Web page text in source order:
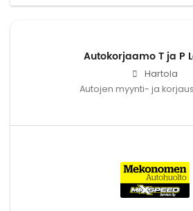
Autokorjaamo T ja P
Hartola
Autojen myynti- ja